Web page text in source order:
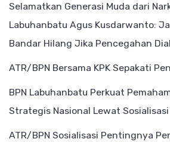
Selamatkan Generasi Muda dari
Labuhanbatu Agus Kusdarwanto:
Bandar Hilang Jika Pencegahan
ATR/BPN Bersama KPK Sepakati
BPN Labuhanbatu Perkuat
Strategis Nasional Lewat Sosialisasi
ATR/BPN Sosialisasi Pentingnya